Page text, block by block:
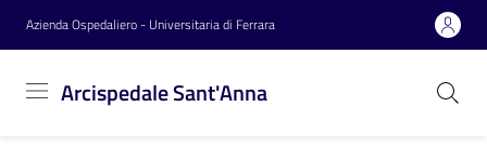
Vai al contenuto
Vai alla navigazione
Vai al footer
Azienda Ospedaliero - Universitaria di Ferrara
Arcispedale Sant'Anna
Sant'Anna